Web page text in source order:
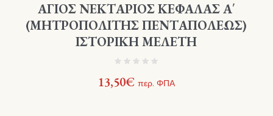
ΑΓΙΟΣ ΝΕΚΤΑΡΙΟΣ ΚΕΦΑΛΑΣ Α΄
(ΜΗΤΡΟΠΟΛΙΤΗΣ ΠΕΝΤΑΠΟΛΕΩΣ)
ΙΣΤΟΡΙΚΗ ΜΕΛΕΤΗ
13,50€ περ. ΦΠΑ